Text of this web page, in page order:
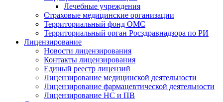
Лечебные учреждения
Страховые медицинские организации
Территориальный фонд ОМС
Территориальный орган Росздравнадзора по РИ
Лицензирование
Новости лицензирования
Контакты лицензирования
Единый реестр лицензий
Лицензирование медицинской деятельности
Лицензирование фармацевтической деятельности
Лицензирование НС и ПВ